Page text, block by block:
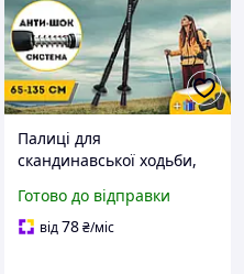
Палиці для
скандинавської ходьби,
походу, Туристичні палиці
Hechpro чорні 3924-1
Готово до відправки
від78₴/міс